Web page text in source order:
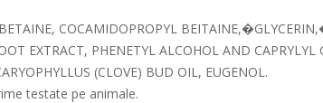
COCAMIDOPROPYL
EXTRACT, PHENETYL ALCOHOL AND
(CLOVE) BUD OIL, EUGENOL.
testate pe animale.